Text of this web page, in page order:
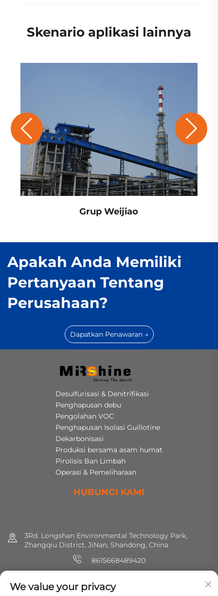
Skenario aplikasi lainnya
Grup Weijiao
Apakah Anda Memiliki
Pertanyaan Tentang
Perusahaan?
Dapatkan Penawaran →
Desulfurisasi & Denitrifikasi
Penghapusan debu
Pengolahan VOC
Penghapusan Isolasi Guillotine
Dekarbonisasi
Produksi bersama asam humat
Pirolisis Ban Limbah
Operasi & Pemeliharaan
HUBUNGI KAMI
3Rd. Longshan Environmental Technology Park,
Zhangqiu District, JiNan, Shandong, China
8615668489420
[email protected]
We value your privacy